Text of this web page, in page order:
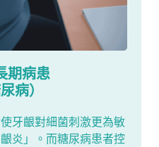
期病患
病）
牙齦對細菌刺激更為敏
炎」。而糖尿病患者控